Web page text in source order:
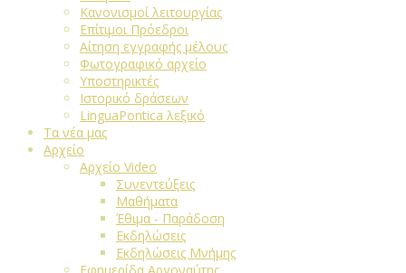
Κανονισμοί λειτουργίας
Επίτιμοι Πρόεδροι
Αίτηση εγγραφής μέλους
Φωτογραφικό αρχείο
Υποστηρικτές
Ιστορικό δράσεων
LinguaPontica λεξικό
Τα νέα μας
Αρχείο
Αρχείο Video
Συνεντεύξεις
Μαθήματα
Έθιμα - Παράδοση
Εκδηλώσεις
Εκδηλώσεις Μνήμης